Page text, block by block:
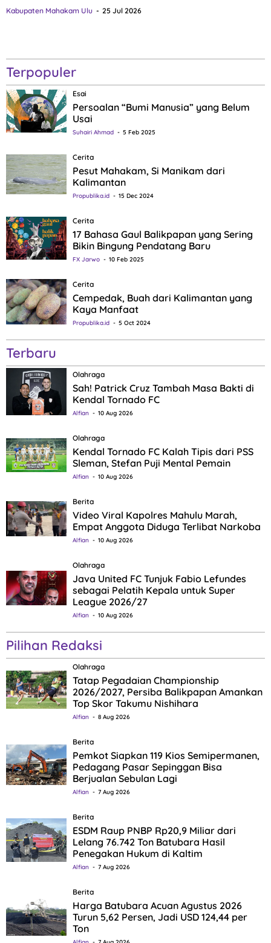
Kabupaten Mahakam Ulu 25 Jul 2026
Terpopuler
Esai
Persoalan “Bumi Manusia” yang Belum
Usai
Suhairi Ahmad 5 Feb 2025
Cerita
Pesut Mahakam, Si Manikam dari
Kalimantan
Propublika.id 15 Dec 2024
Cerita
17 Bahasa Gaul Balikpapan yang Sering
Bikin Bingung Pendatang Baru
FX Jarwo 10 Feb 2025
Cerita
Cempedak, Buah dari Kalimantan yang
Kaya Manfaat
Propublika.id 5 Oct 2024
Terbaru
Olahraga
Sah! Patrick Cruz Tambah Masa Bakti di
Kendal Tornado FC
Alfian 10 Aug 2026
Olahraga
Kendal Tornado FC Kalah Tipis dari PSS
Sleman, Stefan Puji Mental Pemain
Alfian 10 Aug 2026
Berita
Video Viral Kapolres Mahulu Marah,
Empat Anggota Diduga Terlibat Narkoba
Alfian 10 Aug 2026
Olahraga
Java United FC Tunjuk Fabio Lefundes
sebagai Pelatih Kepala untuk Super
League 2026/27
Alfian 10 Aug 2026
Pilihan Redaksi
Olahraga
Tatap Pegadaian Championship
2026/2027, Persiba Balikpapan Amankan
Top Skor Takumu Nishihara
Alfian 8 Aug 2026
Berita
Pemkot Siapkan 119 Kios Semipermanen,
Pedagang Pasar Sepinggan Bisa
Berjualan Sebulan Lagi
Alfian 7 Aug 2026
Berita
ESDM Raup PNBP Rp20,9 Miliar dari
Lelang 76.742 Ton Batubara Hasil
Penegakan Hukum di Kaltim
Alfian 7 Aug 2026
Berita
Harga Batubara Acuan Agustus 2026
Turun 5,62 Persen, Jadi USD 124,44 per
Ton